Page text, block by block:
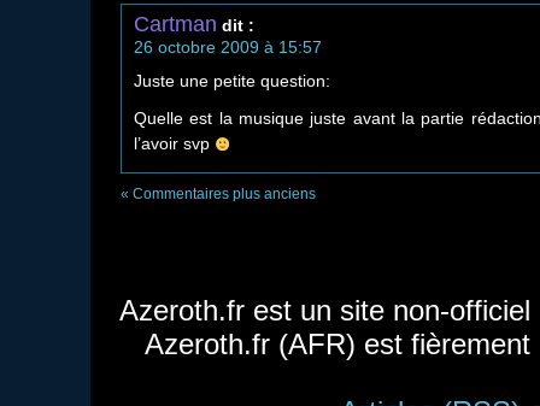
Cartman dit :
26 octobre 2009 à 15:57
Juste une petite question:
Quelle est la musique juste avant la partie
l’avoir svp
« Commentaires plus anciens
Azeroth.fr est un site non-
Azeroth.fr (AFR) est